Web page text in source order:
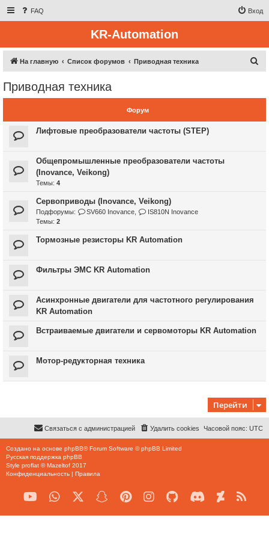
FAQ Вход
KR-Automation
На главную Список форумов Приводная техника
Приводная техника
Форум
Лифтовые преобразователи частоты (STEP)
Общепромышленные преобразователи частоты
(Inovance, Veikong)
Темы: 4
Сервоприводы (Inovance, Veikong)
Подфорумы: SV660 Inovance
IS810N Inovance
Темы: 2
Тормозные резисторы KR Automation
Фильтры ЭМС KR Automation
Асинхронные двигатели для частотного регулирования
KR Automation
Встраиваемые двигатели и сервомоторы KR Automation
Мотор-редукторная техника
Перейти
Часовой пояс: UTC
Удалить cookies
Связаться с администрацией
Создано на основе phpBB® Forum Software © phpBB Limited
Русская поддержка phpBB
Style proflat ©Mazeltof 2017
Конфиденциальность | Правила